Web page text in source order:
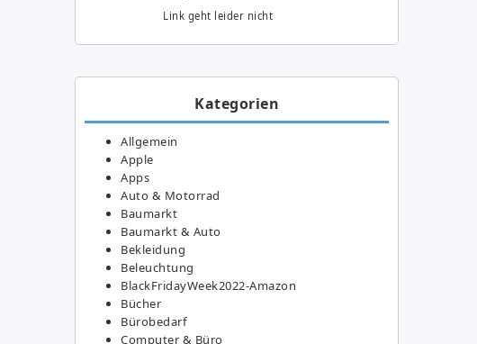
Link geht leider nicht
Kategorien
Allgemein
Apple
Apps
Auto & Motorrad
Baumarkt
Baumarkt & Auto
Bekleidung
Beleuchtung
BlackFridayWeek2022-Amazon
Bücher
Bürobedarf
Computer & Büro